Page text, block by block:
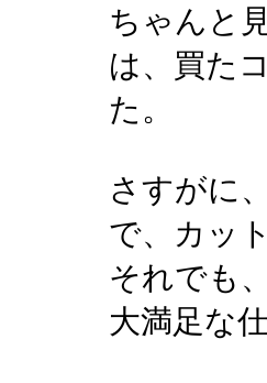
ちゃんと
は、買た
た。
さすがに
で、カッ
それでも
大満足な